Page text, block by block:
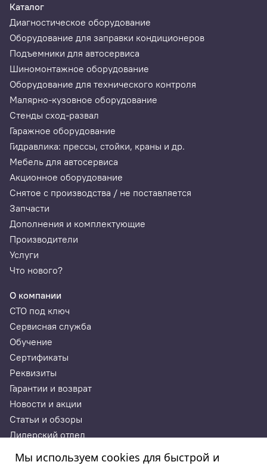
Каталог
Диагностическое оборудование
Оборудование для заправки кондиционеров
Подъемники для автосервиса
Шиномонтажное оборудование
Оборудование для технического контроля
Малярно-кузовное оборудование
Стенды сход-развал
Гаражное оборудование
Гидравлика: прессы, стойки, краны и др.
Мебель для автосервиса
Акционное оборудование
Снятое с производства / не поставляется
Запчасти
Дополнения и комплектующие
Производители
Услуги
Что нового?
О компании
СТО под ключ
Сервисная служба
Обучение
Сертификаты
Реквизиты
Гарантии и возврат
Новости и акции
Статьи и обзоры
Дилерский отдел
Мы используем cookies для быстрой и